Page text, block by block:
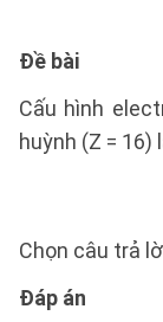
Đề bài
Cấu hình
huỳnh (Z = 16)
Chọn câu trả
Đáp án